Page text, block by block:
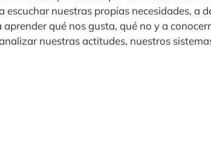
escuchar nuestras propias necesidades, a
aprender qué nos gusta, qué no y a
nuestras actitudes, nuestros